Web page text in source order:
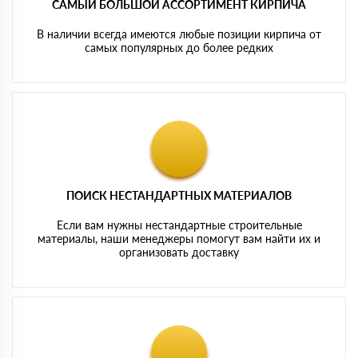
САМЫЙ БОЛЬШОЙ АССОРТИМЕНТ КИРПИЧА
В наличии всегда имеются любые позиции кирпича от
самых популярных до более редких
ПОИСК НЕСТАНДАРТНЫХ МАТЕРИАЛОВ
Если вам нужны нестандартные строительные
материалы, наши менеджеры помогут вам найти их и
организовать доставку